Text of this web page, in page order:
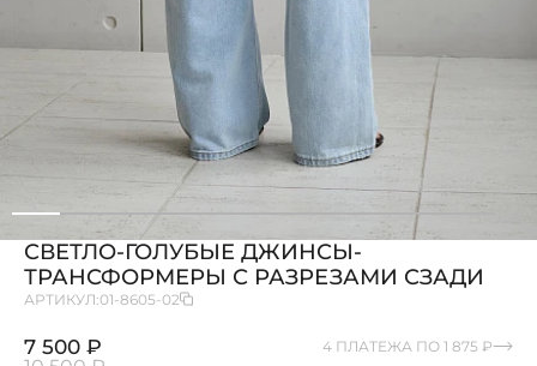
СВЕТЛО-ГОЛУБЫЕ ДЖИНСЫ-
ТРАНСФОРМЕРЫ С РАЗРЕЗАМИ СЗАДИ
АРТИКУЛ:01-8605-02
7 500 ₽ 4 ПЛАТЕЖА ПО 1 875 ₽